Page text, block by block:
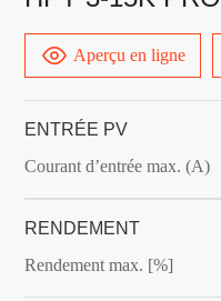
Aperçu en ligne
ENTRÉE PV
Courant d’entrée max. (A)
RENDEMENT
Rendement max. [%]